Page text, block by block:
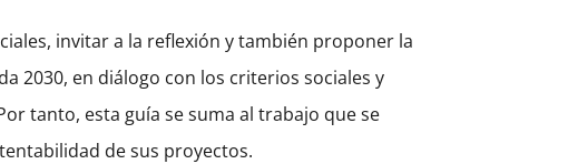
invitar a la reflexión y también proponer la
2030, en diálogo con los criterios sociales y
tanto, esta guía se suma al trabajo que se
de sus proyectos.